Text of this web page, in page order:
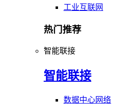
工业互联网
热门推荐
智能联接
智能联接
数据中心网络